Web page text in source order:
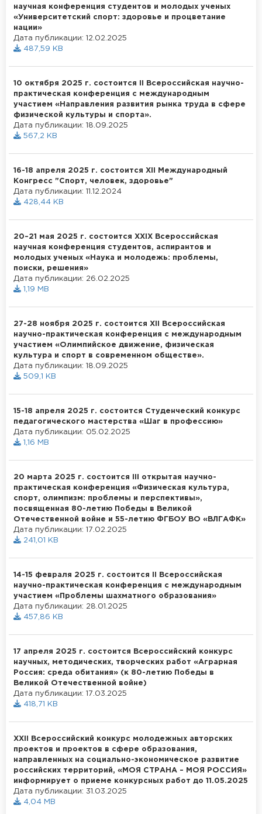
научная конференция студентов и молодых ученых
«Университетский спорт: здоровье и процветание
нации»
Дата публикации: 12.02.2025
487,59 KB
10 октября 2025 г. состоится II Всероссийская научно-
практическая конференция с международным
участием «Направления развития рынка труда в сфере
физической культуры и спорта».
Дата публикации: 18.09.2025
567,2 KB
16-18 апреля 2025 г. состоится XII Международный
Конгресс "Спорт, человек, здоровье"
Дата публикации: 11.12.2024
428,44 KB
20–21 мая 2025 г. состоится XXIX Всероссийская
научная конференция студентов, аcпирантов и
молодых ученых «Наука и молодежь: проблемы,
поиски, решения»
Дата публикации: 26.02.2025
1,19 MB
27-28 ноября 2025 г. состоится XII Всероссийская
научно-практическая конференция с международным
участием «Олимпийское движение, физическая
культура и спорт в современном обществе».
Дата публикации: 18.09.2025
509,1 KB
15-18 апреля 2025 г. состоится Студенческий конкурс
педагогического мастерства «Шаг в профессию»
Дата публикации: 05.02.2025
1,16 MB
20 марта 2025 г. состоится III открытая научно-
практическая конференция «Физическая культура,
спорт, олимпизм: проблемы и перспективы»,
посвященная 80-летию Победы в Великой
Отечественной войне и 55-летию ФГБОУ ВО «ВЛГАФК»
Дата публикации: 17.02.2025
241,01 KB
14-15 февраля 2025 г. состоится II Всероссийская
научно-практическая конференция с международным
участием «Проблемы шахматного образования»
Дата публикации: 28.01.2025
457,86 KB
17 апреля 2025 г. состоится Всероссийский конкурс
научных, методических, творческих работ «Аграрная
Россия: среда обитания» (к 80-летию Победы в
Великой Отечественной войне)
Дата публикации: 17.03.2025
418,71 KB
XXII Всероссийский конкурс молодежных авторских
проектов и проектов в сфере образования,
направленных на социально-экономическое развитие
российских территорий, «МОЯ СТРАНА – МОЯ РОССИЯ»
информирует о приеме конкурсных работ до 11.05.2025
Дата публикации: 31.03.2025
4,04 MB